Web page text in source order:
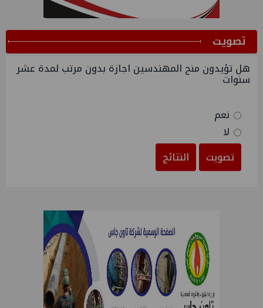
ﺗﺼﻮﻳﺖ
هل تؤيدون منح المهندسين اجازة بدون مرتب لمدة عشر
سنوات
نعم
لا
تصويت
النتائج